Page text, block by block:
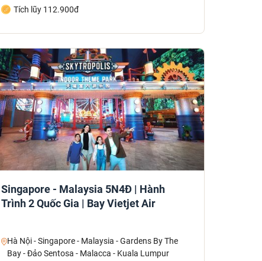
Tích lũy 112.900đ
Singapore - Malaysia 5N4Đ | Hành
Trình 2 Quốc Gia | Bay Vietjet Air
Hà Nội - Singapore - Malaysia - Gardens By The
Bay - Đảo Sentosa - Malacca - Kuala Lumpur